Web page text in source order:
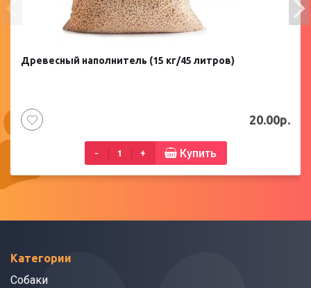
Древесный наполнитель (15 кг/45 литров)
20.00р.
- + Купить
Категории
Собаки